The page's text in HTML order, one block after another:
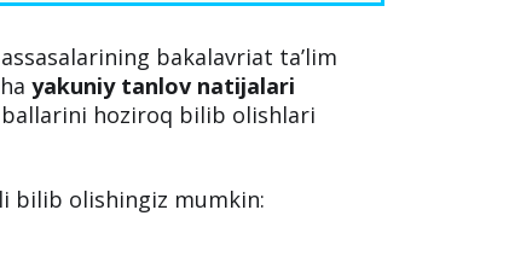
bakalavriat ta’lim
yakuniy tanlov natijalari
ballarini hoziroq bilib olishlari
bilib olishingiz mumkin: